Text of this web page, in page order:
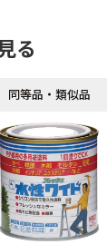
る
同等品・類似品